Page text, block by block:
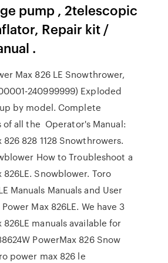
pump , 2telescopic
Repair kit /
.
Max 826 LE Snowthrower,
240999999) Exploded
by model. Complete
all the Operator's Manual:
828 1128 Snowthrowers.
How to Troubleshoot a
826LE. Snowblower. Toro
Manuals Manuals and User
Max 826LE. We have 3
826LE manuals available for
PowerMax 826 Snow
power max 826 le